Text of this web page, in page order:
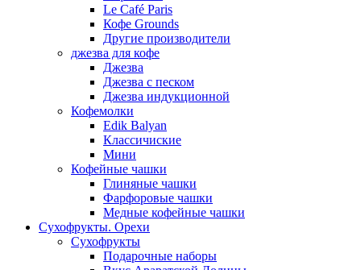
Le Café Paris
Кофе Grounds
Другие производители
джезва для кофе
Джезва
Джезва с песком
Джезва индукционной
Кофемолки
Edik Balyan
Классичиские
Мини
Кофейные чашки
Глиняные чашки
Фарфоровые чашки
Медные кофейные чашки
Сухофрукты. Орехи
Сухофрукты
Подарочные наборы